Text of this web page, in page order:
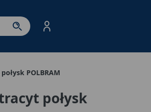
produktów. Spacja – otwórz/
POLBRAM
połysk